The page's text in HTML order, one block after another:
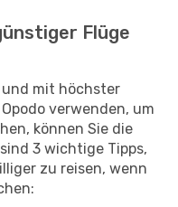
Flüge
und mit höchster
verwenden, um
können Sie die
3 wichtige Tipps,
zu reisen, wenn